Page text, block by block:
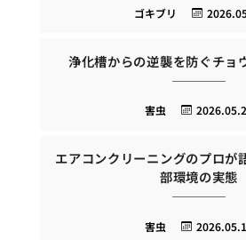
ゴキブリ
浄化槽からの逆襲を防ぐチョ
害虫
エアコンクリーニングのプロが
部環境の実態
害虫